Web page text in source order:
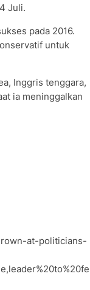
Juli.
pada 2016.
untuk
Inggris tenggara,
ia meninggalkan
at-politicians-